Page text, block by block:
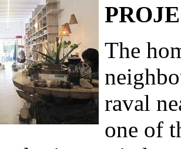
The
raval
one of